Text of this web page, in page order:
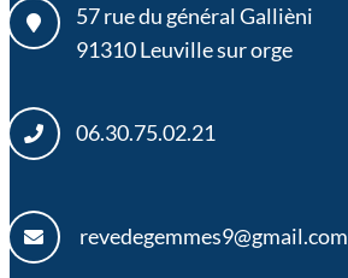
57 rue du général Gallièni
91310Leuville sur orge
06.30.75.02.21
revedegemmes9@gmail.com